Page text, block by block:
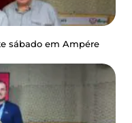
sábado em Ampére